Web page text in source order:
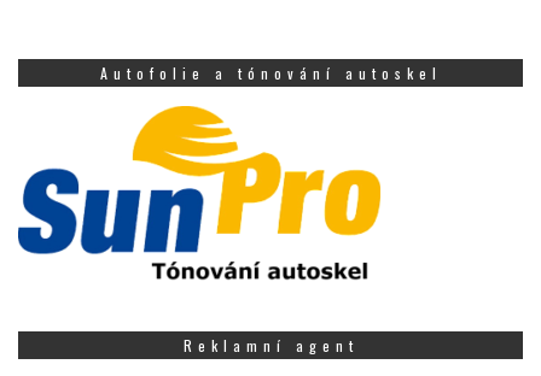
Autofolie a tónování autoskel
Reklamní agent